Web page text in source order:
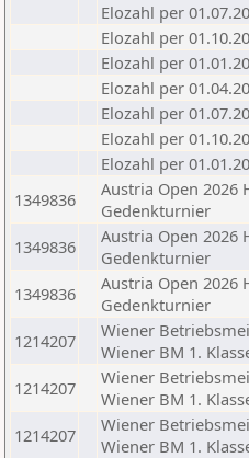
Elozahl per
Elozahl per
Elozahl per
Elozahl per
Elozahl per
Elozahl per
Elozahl per
1349836
Austria Open 2026
Gedenkturnier
1349836
Austria Open 2026
Gedenkturnier
1349836
Austria Open 2026
Gedenkturnier
1214207
Wiener
Wiener BM 1.
1214207
Wiener
Wiener BM 1.
1214207
Wiener
Wiener BM 1.